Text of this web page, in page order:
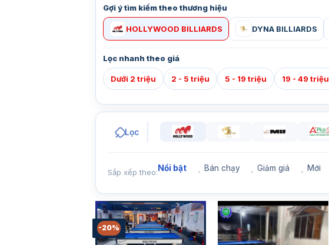
Gợi ý tìm kiếm theo thương hiệu
HOLLYWOOD BILLIARDS DYNA BILLIARDS
Lọc nhanh theo giá
Dưới 2 triệu 2 - 5 triệu 5 - 19 triệu 19 - 49 triệu
Lọc
Sắp xếp theo: Nổi bật Bán chạy Giảm giá Mới
-20%